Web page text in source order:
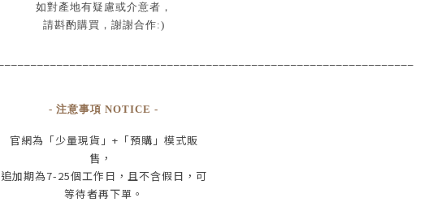
如對產地有疑慮或介意者，
請斟酌購買， 謝謝合作:)
- 注意事項 NOTICE -
官網為 「少量現貨」+ 「預購」模式販
售，
追加期為7-25個工作日 ，且不含假日 ， 可
等待者再下單 。